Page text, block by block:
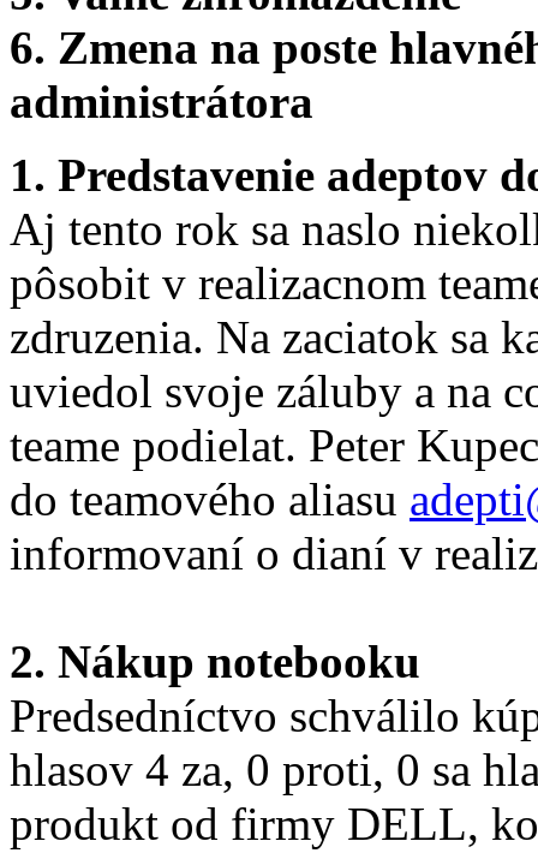
6. Zmena na poste
administrátora
1. Predstavenie adeptov
Aj tento rok sa naslo
pôsobit v realizacnom
zdruzenia. Na zaciatok sa
uviedol svoje záluby a na
teame podielat. Peter
do teamového aliasu
informovaní o dianí v
2. Nákup notebooku
Predsedníctvo schválilo
hlasov 4 za, 0 proti, 0 sa
produkt od firmy DELL,